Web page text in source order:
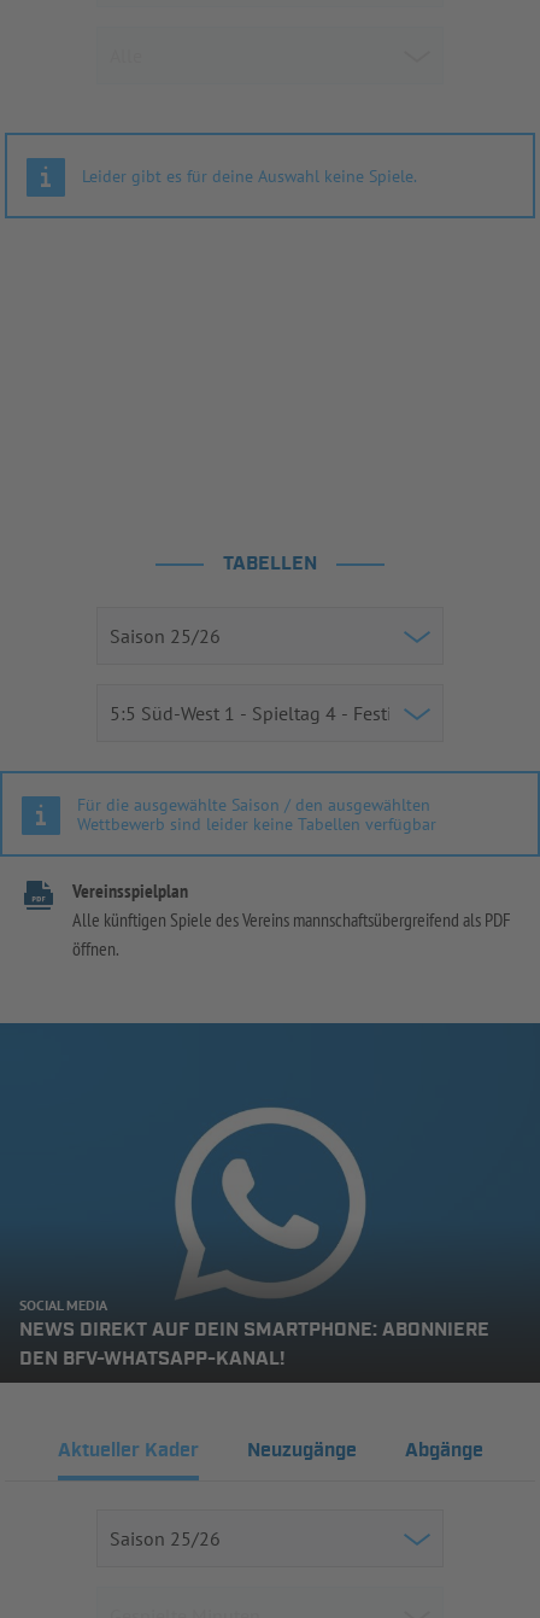
Leider gibt es für deine Auswahl keine Spiele.
TABELLEN
Für die ausgewählte Saison / den ausgewählten
Wettbewerb sind leider keine Tabellen verfügbar
Vereinsspielplan
Alle künftigen Spiele des Vereins mannschaftsübergreifend als PDF
öffnen.
SOCIAL MEDIA
NEWS DIREKT AUF DEIN SMARTPHONE: ABONNIERE
DEN BFV-WHATSAPP-KANAL!
Aktueller Kader Neuzugänge Abgänge